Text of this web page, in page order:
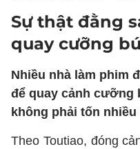
Sự thật đằng
quay cưỡng
Nhiều nhà làm phim
để quay cảnh cưỡng
không phải tốn
Theo Toutiao, đóng